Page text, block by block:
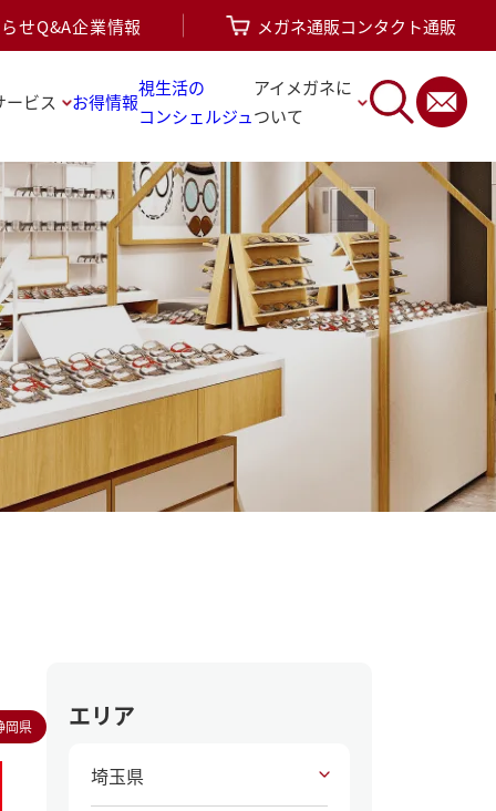
せQ&A企業情報 メガネ通販コンタクト通販
ービス お得情報
視生活の
コンシェルジュ
アイメガネに
ついて
岡県 エリア
埼玉県